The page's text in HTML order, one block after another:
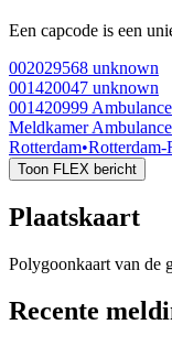
Een capcode is een
002029568 unknown
001420047 unknown
001420999 Ambulance
Meldkamer Ambulance
Rotterdam•
Toon FLEX bericht
Plaatskaart
Polygoonkaart van de
Recente